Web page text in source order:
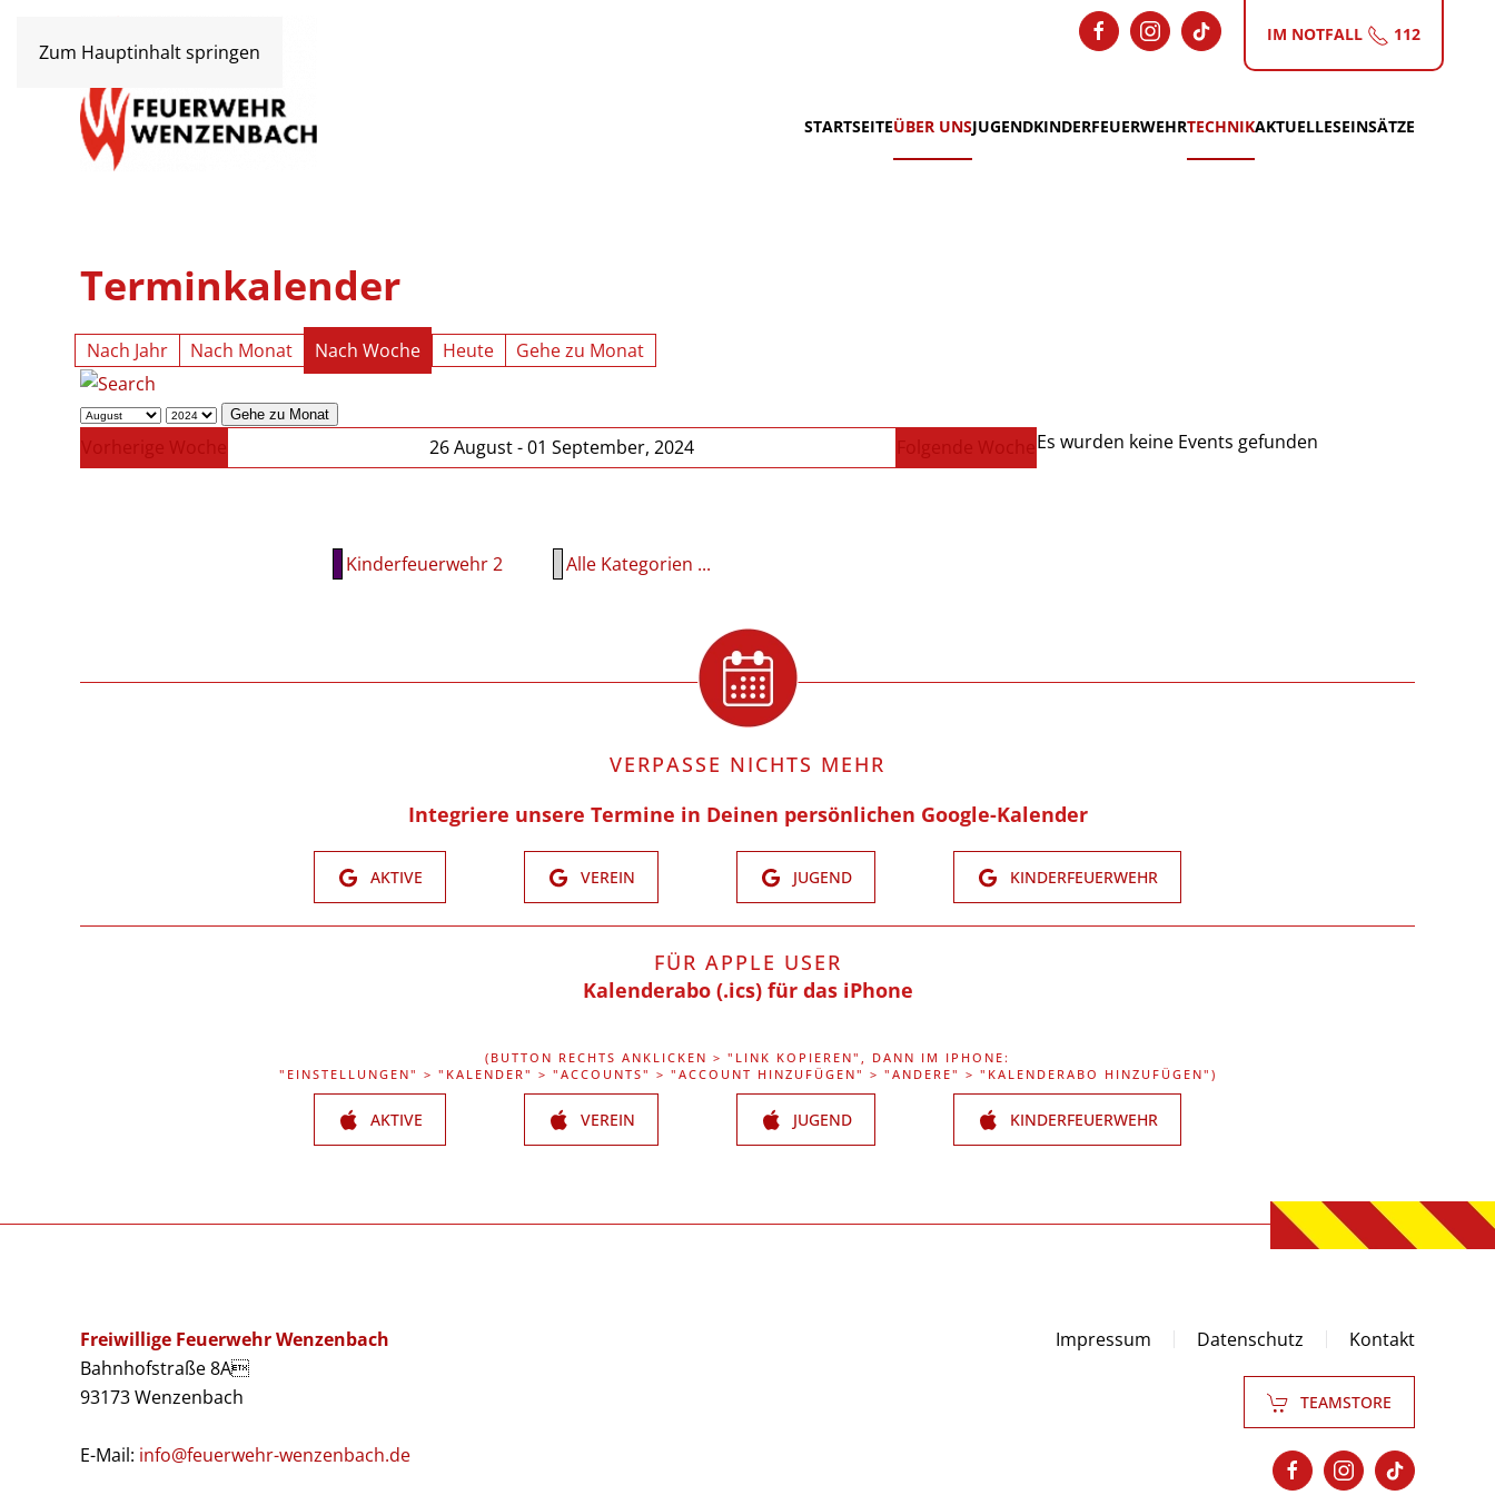
Zum Hauptinhalt springen
IM NOTFALL 112
STARTSEITEÜBER UNSJUGENDKINDERFEUERWEHRTECHNIKAKTUELLESEINSÄTZE
Terminkalender
Nach Jahr Nach Monat Nach Woche Heute Gehe zu Monat
Gehe zu Monat
Vorherige Woche 26 August - 01 September, 2024 Folgende WocheEs wurden keine Events gefunden
Kinderfeuerwehr 2 Alle Kategorien ...
VERPASSE NICHTS MEHR
Integriere unsere Termine in Deinen persönlichen Google-Kalender
AKTIVE VEREIN JUGEND KINDERFEUERWEHR
FÜR APPLE USER
Kalenderabo (.ics) für das iPhone
(BUTTON RECHTS ANKLICKEN > "LINK KOPIEREN", DANN IM IPHONE:
"EINSTELLUNGEN" > "KALENDER" > "ACCOUNTS" > "ACCOUNT HINZUFÜGEN" > "ANDERE" > "KALENDERABO HINZUFÜGEN")
AKTIVE VEREIN JUGEND KINDERFEUERWEHR
Freiwillige Feuerwehr Wenzenbach
Bahnhofstraße 8A
93173 Wenzenbach
E-Mail: info@feuerwehr-wenzenbach.de
Impressum Datenschutz Kontakt
TEAMSTORE